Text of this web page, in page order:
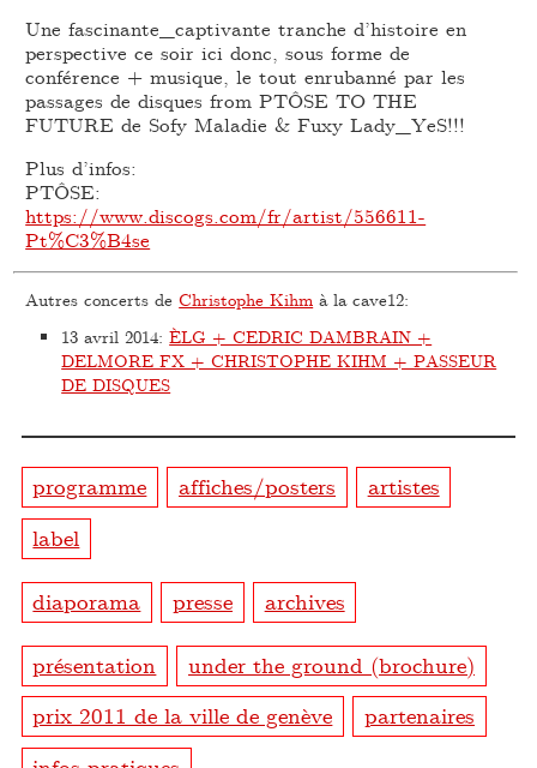
Une fascinante_captivante tranche d’histoire en
perspective ce soir ici donc, sous forme de
conférence + musique, le tout enrubanné par les
passages de disques from PTÔSE TO THE
FUTURE de Sofy Maladie & Fuxy Lady_YeS!!!
Plus d’infos:
PTÔSE:
https://www.discogs.com/fr/artist/556611-
Pt%C3%B4se
Autres concerts deChristophe Kihm à la cave12:
13 avril 2014:ÈLG + CEDRIC DAMBRAIN +
DELMORE FX + CHRISTOPHE KIHM + PASSEUR
DE DISQUES
programme affiches/posters
artistes
label
diaporama presse archives
présentation
under the ground (brochure)
prix 2011 de la ville de genève
partenaires